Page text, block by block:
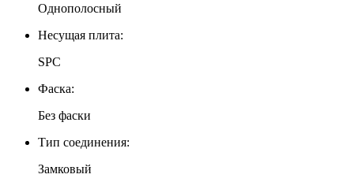
Однополосный
Несущая плита:
SPC
Фаска:
Без фаски
Тип соединения:
Замковый